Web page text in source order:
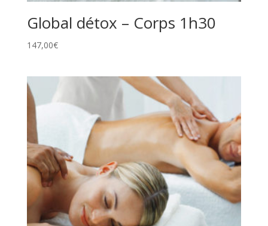
Global détox – Corps 1h30
147,00€